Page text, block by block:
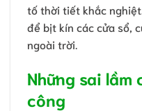
tố thời tiết khắc
để bịt kín các cửa sổ,
ngoài trời.
Những sai
công